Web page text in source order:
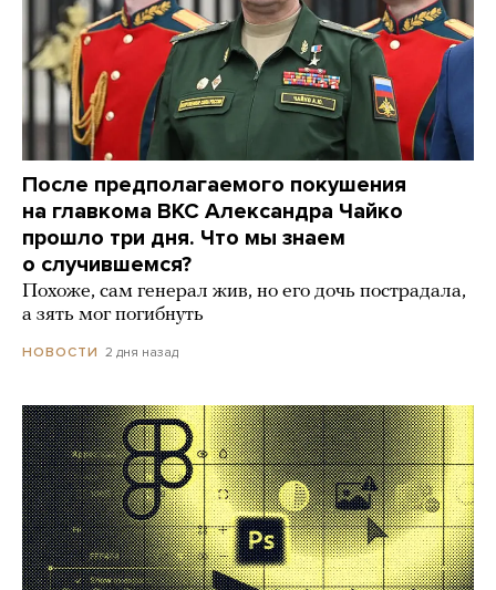
После предполагаемого покушения
на главкома ВКС Александра Чайко
прошло три дня. Что мы знаем
о случившемся?
Похоже, сам генерал жив, но его дочь пострадала,
а зять мог погибнуть
НОВОСТИ 2 дня назад